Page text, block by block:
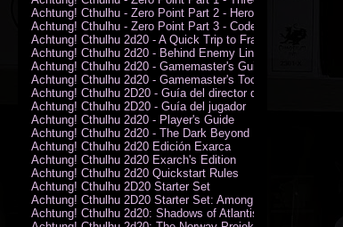
Achtung! Cthulhu - Zero Point Part 2 - Heroes of the Sea
Achtung! Cthulhu - Zero Point Part 3 - Code of Honour (PDF)
Achtung! Cthulhu 2d20 - A Quick Trip to France (PDF)
Achtung! Cthulhu 2d20 - Behind Enemy Lines
Achtung! Cthulhu 2d20 - Gamemaster's Guide
Achtung! Cthulhu 2d20 - Gamemaster's Toolkit
Achtung! Cthulhu 2D20 - Guía del director de juego
Achtung! Cthulhu 2D20 - Guía del jugador
Achtung! Cthulhu 2d20 - Player's Guide
Achtung! Cthulhu 2d20 - The Dark Beyond
Achtung! Cthulhu 2d20 Edición Exarca
Achtung! Cthulhu 2d20 Exarch's Edition
Achtung! Cthulhu 2d20 Quickstart Rules
Achtung! Cthulhu 2D20 Starter Set
Achtung! Cthulhu 2D20 Starter Set: Among the Wolves (PDF)
Achtung! Cthulhu 2d20: Shadows of Atlantis